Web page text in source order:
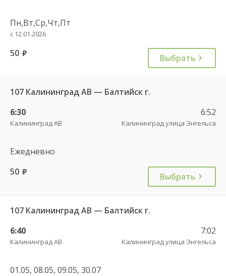
Пн,Вт,Ср,Чт,Пт
с 12.01.2026
50 руб. Выбрать
107 Калининград АВ — Балтийск г.
6:30
Калининград АВ
6:52
Калининград улица Энгельса
Ежедневно
50 руб. Выбрать
107 Калининград АВ — Балтийск г.
6:40
Калининград АВ
7:02
Калининград улица Энгельса
01.05, 08.05, 09.05, 30.07